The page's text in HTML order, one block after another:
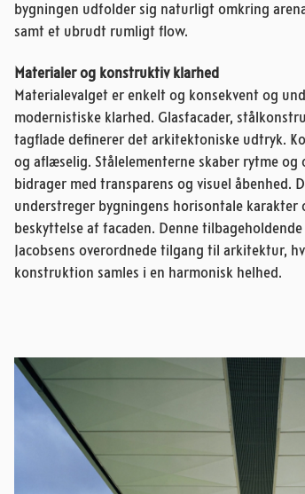
bygningen udfolder sig naturligt omkring
samt et ubrudt rumligt flow.
Materialer og konstruktiv klarhed
Materialevalget er enkelt og konsekvent og
modernistiske klarhed. Glasfacader,
tagflade definerer det arkitektoniske udtryk.
og aflæselig. Stålelementerne skaber rytme og
bidrager med transparens og visuel åbenhed.
understreger bygningens horisontale karakter
beskyttelse af facaden. Denne
Jacobsens overordnede tilgang til arkitektur,
konstruktion samles i en harmonisk helhed.